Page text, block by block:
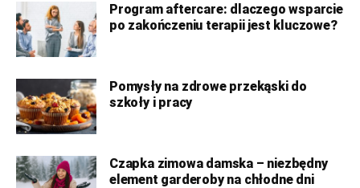
Program aftercare: dlaczego wsparcie
po zakończeniu terapii jest kluczowe?
Pomysły na zdrowe przekąski do
szkoły i pracy
Czapka zimowa damska – niezbędny
element garderoby na chłodne dni